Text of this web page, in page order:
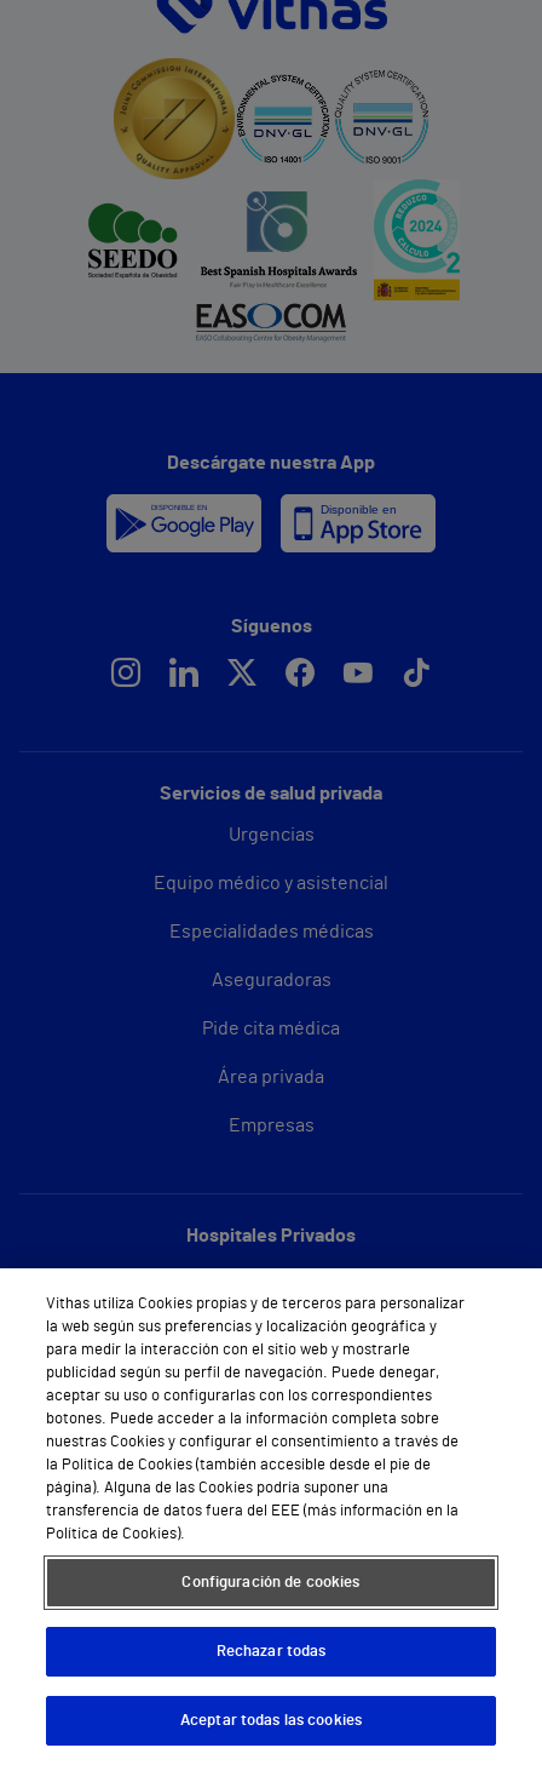
Servicios de salud privada
Urgencias
Equipo médico y asistencial
Especialidades médicas
Aseguradoras
Pide cita médica
Área privada
Empresas
Hospitales Privados
Hospital Vithas Alicante
Hospital Vithas Almería
Hospital Vithas Barcelona
Hospital Vithas Castellón
Hospital Vithas Granada
Hospital Vithas Lleida
Hospital Universitario Vithas Madrid Arturo Soria
Descárgate nuestra App
Síguenos
Descargar App
Vithas utiliza Cookies propias y de terceros para personalizar
la web según sus preferencias y localización geográfica y
para medir la interacción con el sitio web y mostrarle
publicidad según su perfil de navegación. Puede denegar,
aceptar su uso o configurarlas con los correspondientes
botones. Puede acceder a la información completa sobre
nuestras Cookies y configurar el consentimiento a través de
la Política de Cookies (también accesible desde el pie de
página). Alguna de las Cookies podría suponer una
transferencia de datos fuera del EEE (más información en la
Política de Cookies).
Configuración de cookies
Rechazar todas
Aceptar todas las cookies